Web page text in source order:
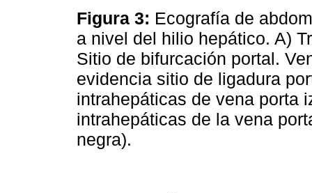
Figura 3: Ecografía de
a nivel del hilio hepático. A)
Sitio de bifurcación portal.
evidencia sitio de ligadura
intrahepáticas de vena porta
intrahepáticas de la vena
negra).